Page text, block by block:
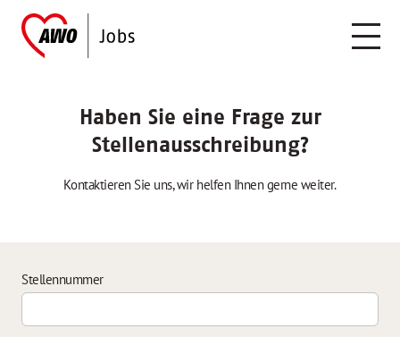
Haben Sie eine Frage zur
Stellenausschreibung?
Kontaktieren Sie uns, wir helfen Ihnen gerne weiter.
Stellennummer